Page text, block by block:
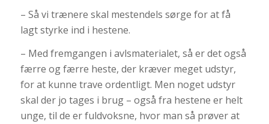
– Så vi trænere skal mestendels sørge for at få
lagt styrke ind i hestene.
– Med fremgangen i avlsmaterialet, så er det også
færre og færre heste, der kræver meget udstyr,
for at kunne trave ordentligt. Men noget udstyr
skal der jo tages i brug – også fra hestene er helt
unge, til de er fuldvoksne, hvor man så prøver at